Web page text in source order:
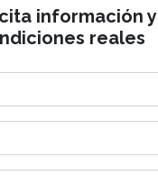
información y
reales